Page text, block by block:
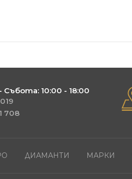
Събота: 10:00 - 18:00
708
ДИАМАНТИ МАРКИ